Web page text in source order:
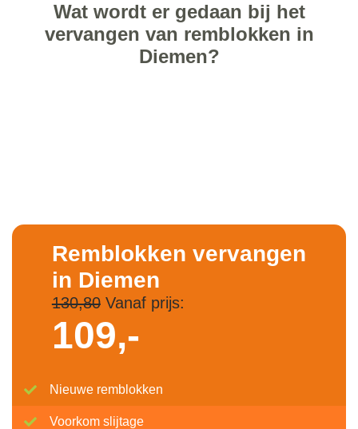
Wat wordt er gedaan bij het
vervangen van remblokken in
Diemen?
Remblokken vervangen
in Diemen
130,80Vanaf prijs:
109,-
Nieuwe remblokken
Voorkom slijtage